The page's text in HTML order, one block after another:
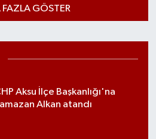
GÖSTER
Aksu İlçe Başkanlığı'na
Alkan atandı